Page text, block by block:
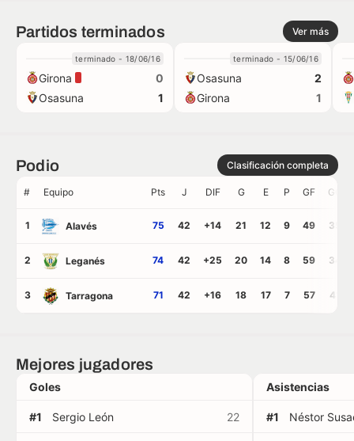
Récords
Partidos terminados Ver más
terminado - 18/06/16
Girona
0
Osasuna
1
terminado - 15/06/16
Osasuna
2
Girona
1
Podio Clasificación completa
# Equipo Pts J DIF G E P GF GC
1 Alavés 75 42 +14 21 12 9 49 35
2 Leganés 74 42 +25 20 14 8 59 34
3 Tarragona 71 42 +16 18 17 7 57 41
Mejores jugadores
Goles
#1 Sergio León 22
Asistencias
#1 Néstor